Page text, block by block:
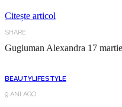
Citește articol
SHARE
Gugiuman Alexandra 17
BEAUTYLIFESTYLE
9 ANI AGO